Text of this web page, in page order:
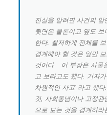
진실을 알려면 사건의
뒷면은 물론이고 옆도
한다. 철저하게 전체를
경계해야 할 것은 앞만
것이다.
이 부장은 사물
고 보라고도 했다. 기자
차원적인 사고' 라고 했
것, 사회통념이나 고정
으로 보는 것을 경계하